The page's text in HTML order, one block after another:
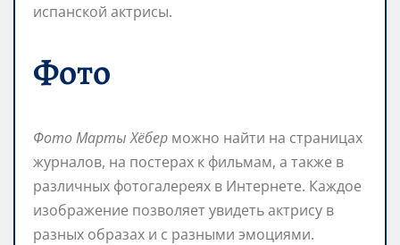
испанской актрисы.
Фото
Фото Марты Хёбер можно найти на страницах
журналов, на постерах к фильмам, а также в
различных фотогалереях в Интернете. Каждое
изображение позволяет увидеть актрису в
разных образах и с разными эмоциями.